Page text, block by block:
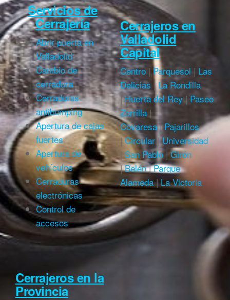
Servicios de
Cerrajería
Abrir puerta en
Valladolid
Cambio de
cerradura
Cerraduras
antibumping
Apertura de cajas
fuertes
Apertura de
vehículos
Cerraduras
electrónicas
Control de
accesos
Cerrajeros en
Valladolid
Capital
Centro | Parquesol | Las
Delicias |La Rondilla
|Huerta del Rey| Paseo
Zorrilla |
Covaresa|Pajarillos
|Circular |Universidad
| San Pablo|Girón
|Belén|Parque
Alameda|La Victoria
Cerrajeros en la
Provincia